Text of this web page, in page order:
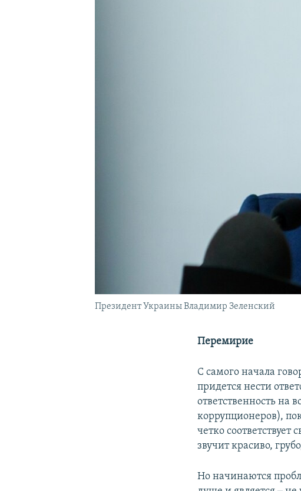
Президент Украины Владимир Зеленский
Перемирие
С самого начала
придется нести
ответственность на
коррупционеров),
четко соответствует
звучит красиво,
Но начинаются